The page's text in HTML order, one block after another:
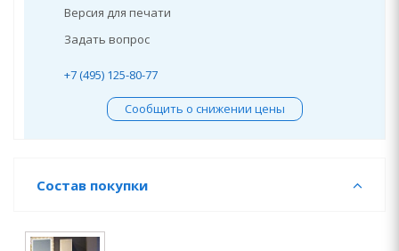
Версия для печати
Задать вопрос
+7 (495) 125-80-77
Сообщить о снижении цены
Состав покупки